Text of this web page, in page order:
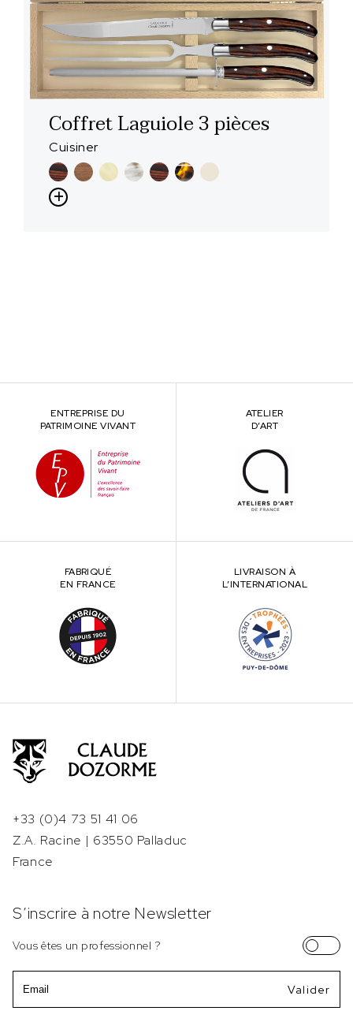
Coffret Laguiole 3 pièces
Cuisiner
ENTREPRISE DU
PATRIMOINE VIVANT
ATELIER
D’ART
FABRIQUÉ
EN FRANCE
LIVRAISON À
L’INTERNATIONAL
+33 (0)4 73 51 41 06
Z.A. Racine | 63550 Palladuc
France
S’inscrire à notre Newsletter
Vous êtes un professionnel ?